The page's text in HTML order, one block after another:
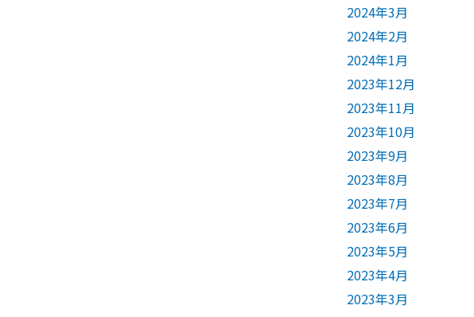
2024年3月
2024年2月
2024年1月
2023年12月
2023年11月
2023年10月
2023年9月
2023年8月
2023年7月
2023年6月
2023年5月
2023年4月
2023年3月